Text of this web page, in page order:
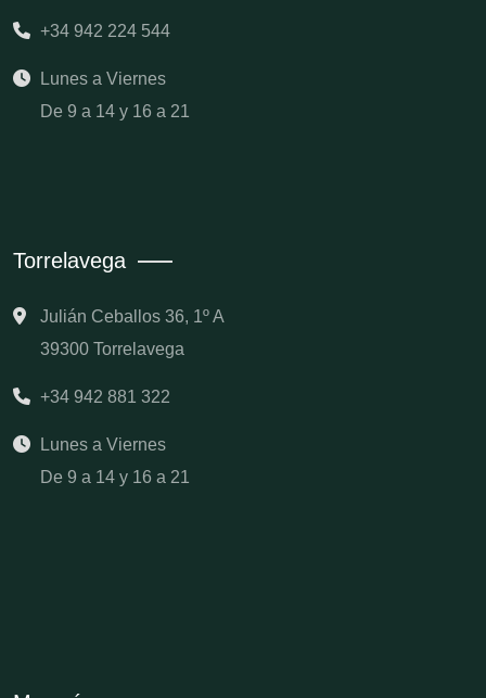
+34 942 224 544
Lunes a Viernes
De 9 a 14 y 16 a 21
Torrelavega
Julián Ceballos 36, 1º A
39300 Torrelavega
+34 942 881 322
Lunes a Viernes
De 9 a 14 y 16 a 21